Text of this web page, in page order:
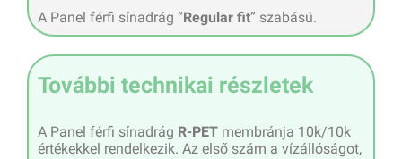
A Panel férfi sínadrág “Regular fit” szabású.
További technikai részletek
A Panel férfi sínadrág R-PET membránja 10k/10k
értékekkel rendelkezik. Az első szám a vízállóságot,